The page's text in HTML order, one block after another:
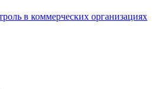
в коммерческих организациях